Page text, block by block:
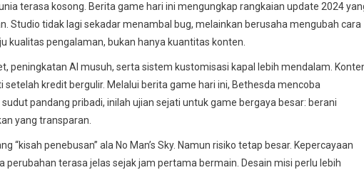
terasa kosong. Berita game hari ini mengungkap rangkaian update 2024
Studio tidak lagi sekadar menambal bug, melainkan berusaha mengubah cara
kualitas pengalaman, bukan hanya kuantitas konten.
peningkatan AI musuh, serta sistem kustomisasi kapal lebih mendalam.
kredit bergulir. Melalui berita game hari ini, Bethesda mencoba
pandang pribadi, inilah ujian sejati untuk game bergaya besar: berani
yang transparan.
penebusan” ala No Man’s Sky. Namun risiko tetap besar. Kepercayaan
perubahan terasa jelas sejak jam pertama bermain. Desain misi perlu lebih